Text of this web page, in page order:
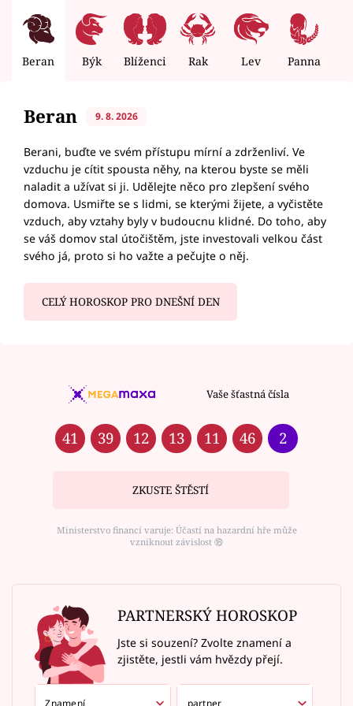
Beran Býk Blíženci Rak Lev Panna
Beran 9. 8. 2026
Berani, buďte ve svém přístupu mírní a zdrženliví. Ve
vzduchu je cítit spousta něhy, na kterou byste se měli
naladit a užívat si ji. Udělejte něco pro zlepšení svého
domova. Usmiřte se s lidmi, se kterými žijete, a vyčistěte
vzduch, aby vztahy byly v budoucnu klidné. Do toho, aby
se váš domov stal útočištěm, jste investovali velkou část
svého já, proto si ho važte a pečujte o něj.
CELÝ HOROSKOP PRO DNEŠNÍ DEN
Vaše šťastná čísla
41 39 12 13 11 46 2
ZKUSTE ŠTĚSTÍ
Ministerstvo financí varuje: Účastí na hazardní hře může
vzniknout závislost ⑱
PARTNERSKÝ HOROSKOP
Jste si souzení? Zvolte znamení a
zjistěte, jestli vám hvězdy přejí.